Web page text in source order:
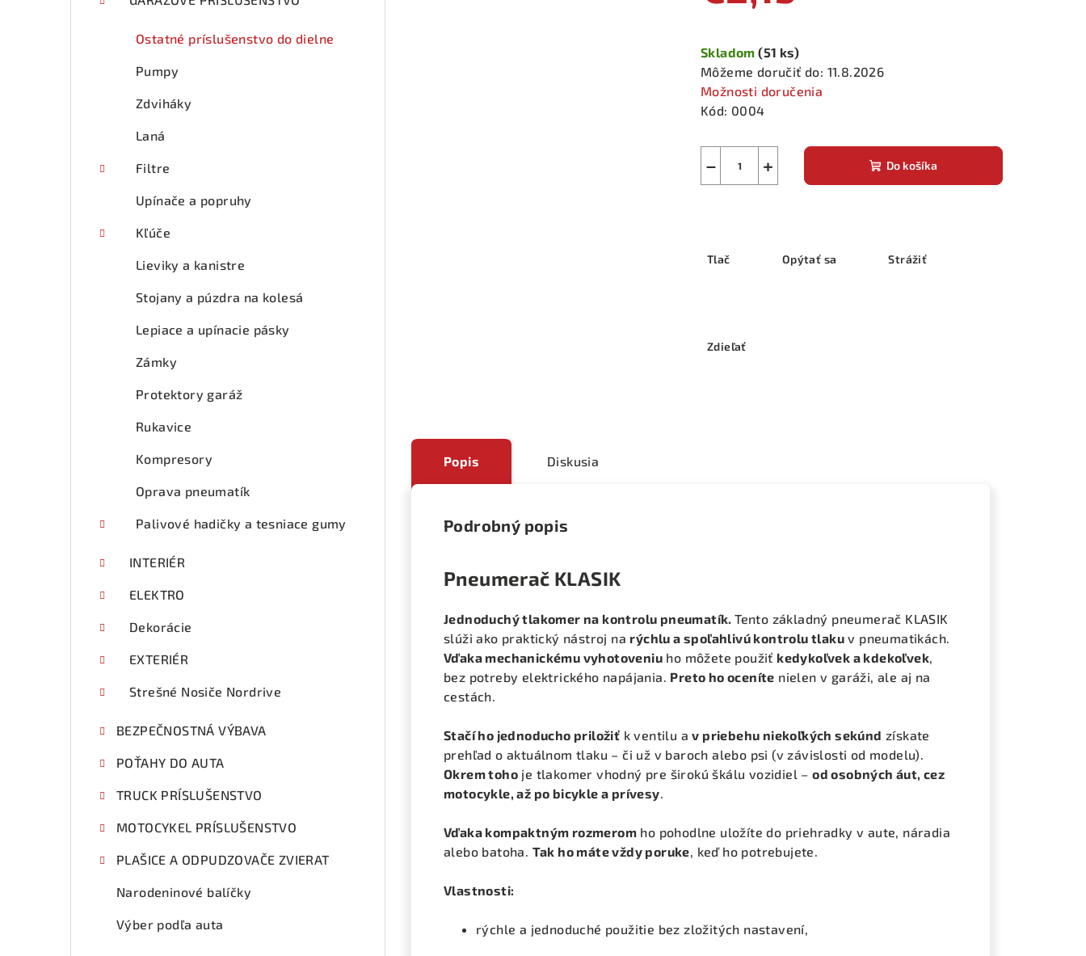
Ostatné príslušenstvo do dielne
Pumpy
Zdviháky
Laná
Filtre
Upínače a popruhy
Kľúče
Lieviky a kanistre
Stojany a púzdra na kolesá
Lepiace a upínacie pásky
Zámky
Protektory garáž
Rukavice
Kompresory
Oprava pneumatík
Palivové hadičky a tesniace gumy
INTERIÉR
ELEKTRO
Dekorácie
EXTERIÉR
Strešné Nosiče Nordrive
BEZPEČNOSTNÁ VÝBAVA
POŤAHY DO AUTA
TRUCK PRÍSLUŠENSTVO
MOTOCYKEL PRÍSLUŠENSTVO
PLAŠICE A ODPUDZOVAČE ZVIERAT
Narodeninové balíčky
Výber podľa auta
cena:
Skladom(51 ks)
Môžeme doručiť do: 11.8.2026
Možnosti doručenia
Kód: 0004
+
− Do košíka
Tlač Opýtať sa Strážiť
Zdieľať
Popis Diskusia
Podrobný popis
Pneumerač KLASIK
Jednoduchý tlakomer na kontrolu pneumatík.Tento základný pneumerač KLASIK
slúži ako praktický nástroj na rýchlu a spoľahlivú kontrolu tlaku v pneumatikách.
Vďaka mechanickému vyhotoveniu ho môžete použiť kedykoľvek a kdekoľvek,
bez potreby elektrického napájania. Preto ho oceníte nielen v garáži, ale aj na
cestách.
Stačí ho jednoducho priložiť k ventilu av priebehu niekoľkých sekúnd získate
prehľad o aktuálnom tlaku – či už v baroch alebo psi (v závislosti od modelu).
Okrem toho je tlakomer vhodný pre širokú škálu vozidiel –od osobných áut, cez
motocykle, až po bicykle a prívesy.
Vďaka kompaktným rozmerom ho pohodlne uložíte do priehradky v aute, náradia
alebo batoha. Tak ho máte vždy poruke, keď ho potrebujete.
Vlastnosti:
rýchle a jednoduché použitie bez zložitých nastavení,